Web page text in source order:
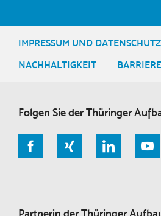
IMPRESSUM UND DATENSCHUTZ
NACHHALTIGKEIT
Folgen Sie der Thüringer
Partnerin der Thüringer